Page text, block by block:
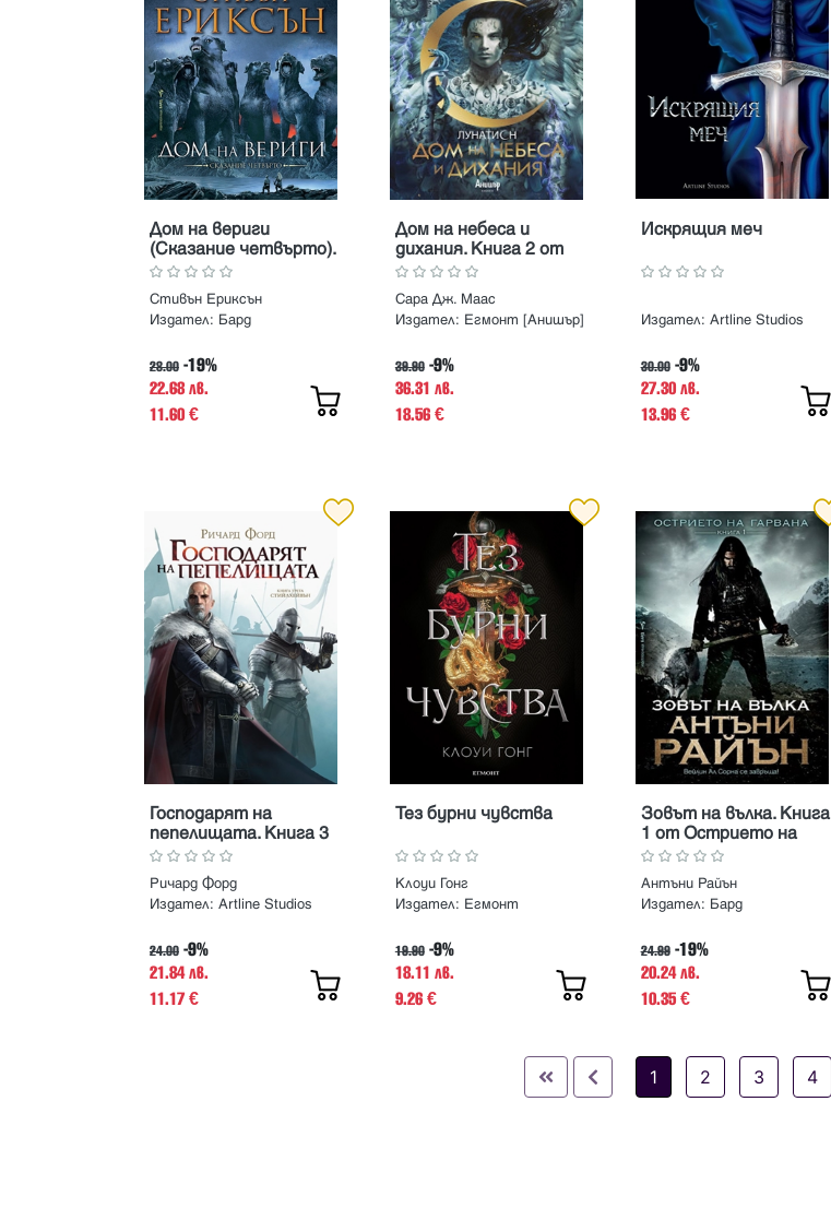
Дом на вериги
(Сказание четвърто).
Поредица Малазанска
книга на мъртвите
Стивън Ериксън
Издател: Бард
28.00 -19%
22.68 лв.
11.60 €
Дом на небеса и
дихания. Книга 2 от
поредица Лунатион
(ексклузивно издание)
Сара Дж. Маас
Издател: Егмонт [Анишър]
39.90 -9%
36.31 лв.
18.56 €
Искрящия меч
Издател: Artline Studios
30.00 -9%
27.30 лв.
13.96 €
Господарят на
пепелищата. Книга 3
от Стийлхейвън
Ричард Форд
Издател: Artline Studios
24.00 -9%
21.84 лв.
11.17€
Тез бурни чувства
Клоуи Гонг
Издател: Егмонт
19.90 -9%
18.11 лв.
9.26 €
Зовът на вълка. Книга
1 от Острието на
гарвана
Антъни Райън
Издател: Бард
24.99 -19%
20.24 лв.
10.35 €
1 2 3 4